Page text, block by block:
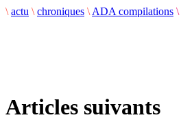
\ actu \ chroniques \ ADA compilations \
Articles suivants